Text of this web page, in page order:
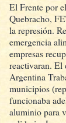
El Frente por
Quebracho,
la represión.
emergencia
empresas
reactivaran. El
Argentina
municipios
funcionaba
aluminio para